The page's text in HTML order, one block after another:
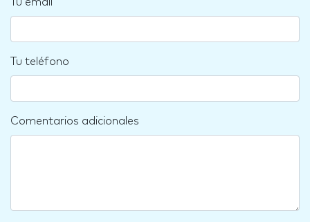
Tu teléfono
Comentarios adicionales